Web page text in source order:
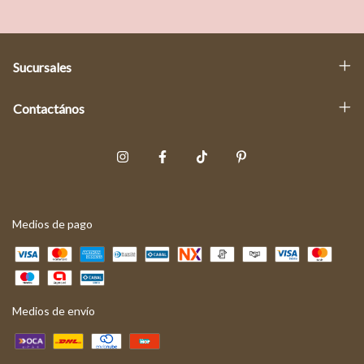
Sucursales
Contactános
Medios de pago
Medios de envío